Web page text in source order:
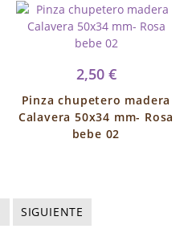
2,50 €
Pinza chupetero madera
Calavera 50x34 mm- Rosa
bebe 02
SIGUIENTE